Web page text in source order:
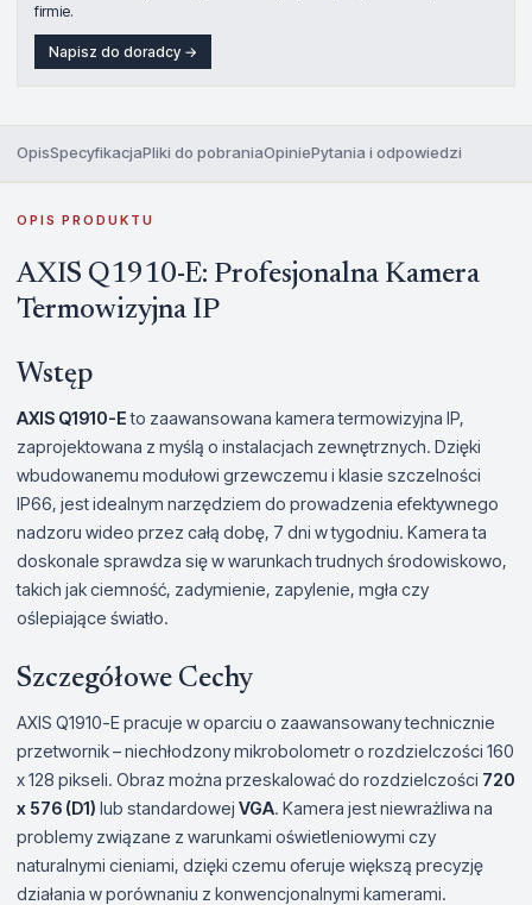
firmie.
Napisz do doradcy →
OpisSpecyfikacjaPliki do pobraniaOpiniePytania i odpowiedzi
OPIS PRODUKTU
AXIS Q1910-E: Profesjonalna Kamera
Termowizyjna IP
Wstęp
AXIS Q1910-Eto zaawansowana kamera termowizyjna IP,
zaprojektowana z myślą o instalacjach zewnętrznych. Dzięki
wbudowanemu modułowi grzewczemu i klasie szczelności
IP66, jest idealnym narzędziem do prowadzenia efektywnego
nadzoru wideo przez całą dobę, 7 dni w tygodniu. Kamera ta
doskonale sprawdza się w warunkach trudnych środowiskowo,
takich jak ciemność, zadymienie, zapylenie, mgła czy
oślepiające światło.
Szczegółowe Cechy
AXIS Q1910-E pracuje w oparciu o zaawansowany technicznie
przetwornik – niechłodzony mikrobolometr o rozdzielczości 160
x 128 pikseli. Obraz można przeskalować do rozdzielczości 720
x 576 (D1) lub standardowej VGA. Kamera jest niewrażliwa na
problemy związane z warunkami oświetleniowymi czy
naturalnymi cieniami, dzięki czemu oferuje większą precyzję
działania w porównaniu z konwencjonalnymi kamerami.